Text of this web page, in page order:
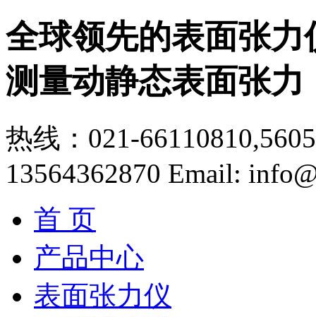
全球领先的表面张
测量动静态表面张力
热线：021-
13564362870 Email:
首 页
产品中心
表面张力仪